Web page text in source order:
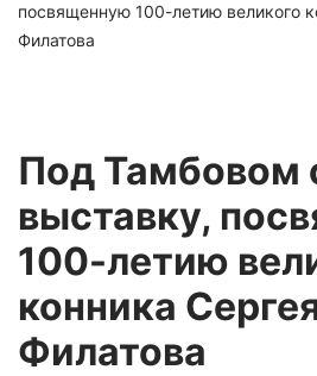
посвященную 100-летию великого
Филатова
Под Тамбовом
выставку,
100-летию
конника
Филатова